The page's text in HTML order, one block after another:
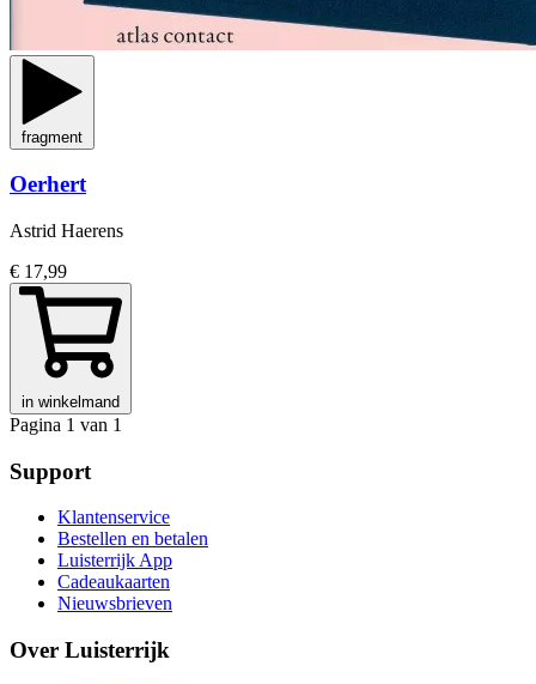
fragment
Oerhert
Astrid Haerens
€ 17,99
in winkelmand
Pagina 1 van 1
Support
Klantenservice
Bestellen en betalen
Luisterrijk App
Cadeaukaarten
Nieuwsbrieven
Over Luisterrijk